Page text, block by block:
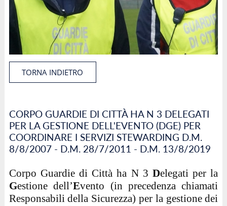
TORNA INDIETRO
CORPO GUARDIE DI CITTÀ HA N 3 DELEGATI
PER LA GESTIONE DELL'EVENTO (DGE) PER
COORDINARE I SERVIZI STEWARDING D.M.
8/8/2007 - D.M. 28/7/2011 - D.M. 13/8/2019
Corpo Guardie di Città ha N 3Delegati per la
Gestione dell’Evento (in precedenza chiamati
Responsabili della Sicurezza) per la gestione dei